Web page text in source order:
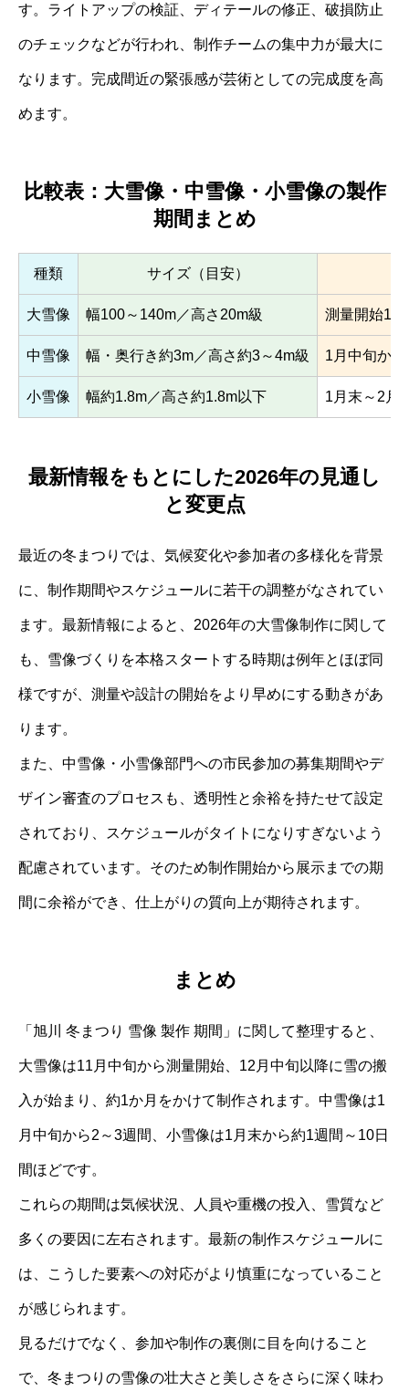
す。ライトアップの検証、ディテールの修正、破損防止
のチェックなどが行われ、制作チームの集中力が最大に
なります。完成間近の緊張感が芸術としての完成度を高
めます。
比較表：大雪像・中雪像・小雪像の製作
期間まとめ
種類 サイズ（目安）
大雪像 幅100～140m／高さ20m級 測量開始11
中雪像 幅・奥行き約3m／高さ約3～4m級 1月中旬か
小雪像 幅約1.8m／高さ約1.8m以下 1月末～2月
最新情報をもとにした2026年の見通し
と変更点
最近の冬まつりでは、気候変化や参加者の多様化を背景
に、制作期間やスケジュールに若干の調整がなされてい
ます。最新情報によると、2026年の大雪像制作に関して
も、雪像づくりを本格スタートする時期は例年とほぼ同
様ですが、測量や設計の開始をより早めにする動きがあ
ります。
また、中雪像・小雪像部門への市民参加の募集期間やデ
ザイン審査のプロセスも、透明性と余裕を持たせて設定
されており、スケジュールがタイトになりすぎないよう
配慮されています。そのため制作開始から展示までの期
間に余裕ができ、仕上がりの質向上が期待されます。
まとめ
「旭川 冬まつり 雪像 製作 期間」に関して整理すると、
大雪像は11月中旬から測量開始、12月中旬以降に雪の搬
入が始まり、約1か月をかけて制作されます。中雪像は1
月中旬から2～3週間、小雪像は1月末から約1週間～10日
間ほどです。
これらの期間は気候状況、人員や重機の投入、雪質など
多くの要因に左右されます。最新の制作スケジュールに
は、こうした要素への対応がより慎重になっていること
が感じられます。
見るだけでなく、参加や制作の裏側に目を向けること
で、冬まつりの雪像の壮大さと美しさをさらに深く味わ